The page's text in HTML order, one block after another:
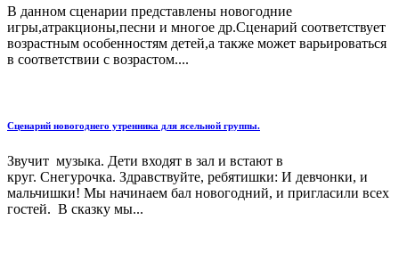
В данном сценарии представлены новогодние
игры,атракционы,песни и многое др.Сценарий соответствует
возрастным особенностям детей,а также может варьироваться
в соответствии с возрастом....
Сценарий новогоднего утренника для ясельной группы.
Звучит музыка. Дети входят в зал и встают в
круг. Снегурочка. Здравствуйте, ребятишки: И девчонки, и
мальчишки! Мы начинаем бал новогодний, и пригласили всех
гостей. В сказку мы...